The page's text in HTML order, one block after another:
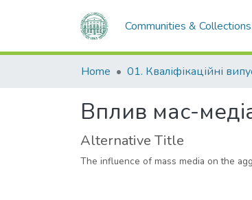
Communities & Collections
Home
Вплив мас-
Alternative Title
The influence of mass media on the